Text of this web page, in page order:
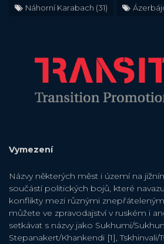
Náhorní Karabach (31)
Vymezení
Názvy některých měst i území na
součástí politických bojů, které
konflikty mezi různými
můžete ve zpravodajství v ruském i
setkávat s názvy jako Sukhumi/
Stepanakert/Khankendi [1], Tskhinvali/